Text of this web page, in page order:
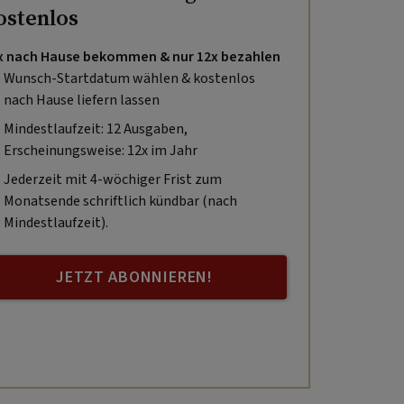
nach Hause bekommen & nur 12x bezahlen
Wunsch-Startdatum wählen & kostenlos
nach Hause liefern lassen
Mindestlaufzeit: 12 Ausgaben,
Erscheinungsweise: 12x im Jahr
Jederzeit mit 4-wöchiger Frist zum
Monatsende schriftlich kündbar (nach
Mindestlaufzeit).
JETZT ABONNIEREN!